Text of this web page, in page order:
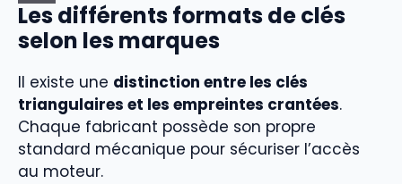
Les différents formats de clés
selon les marques
Il existe une distinction entre les clés
triangulaires et les empreintes crantées.
Chaque fabricant possède son propre
standard mécanique pour sécuriser l’accès
au moteur.